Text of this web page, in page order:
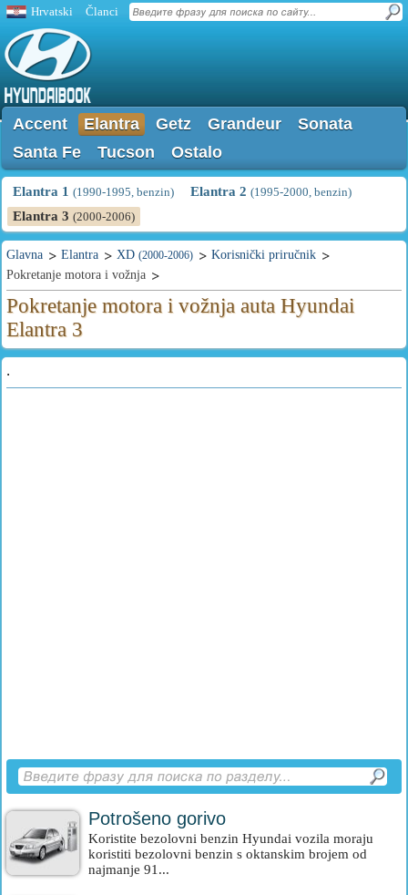
Hrvatski Članci
Accent Elantra Getz Grandeur
Sonata
Santa Fe
Tucson Ostalo
Elantra 1 (1990-1995, benzin) Elantra 2 (1995-2000, benzin)
Elantra 3 (2000-2006)
Glavna Elantra XD (2000-2006)
Korisnički priručnik
Pokretanje motora i vožnja
Pokretanje motora i vožnja auta Hyundai
Elantra 3
.
Potrošeno gorivo
Koristite bezolovni benzin Hyundai vozila moraju
koristiti bezolovni benzin s oktanskim brojem od
najmanje 91...